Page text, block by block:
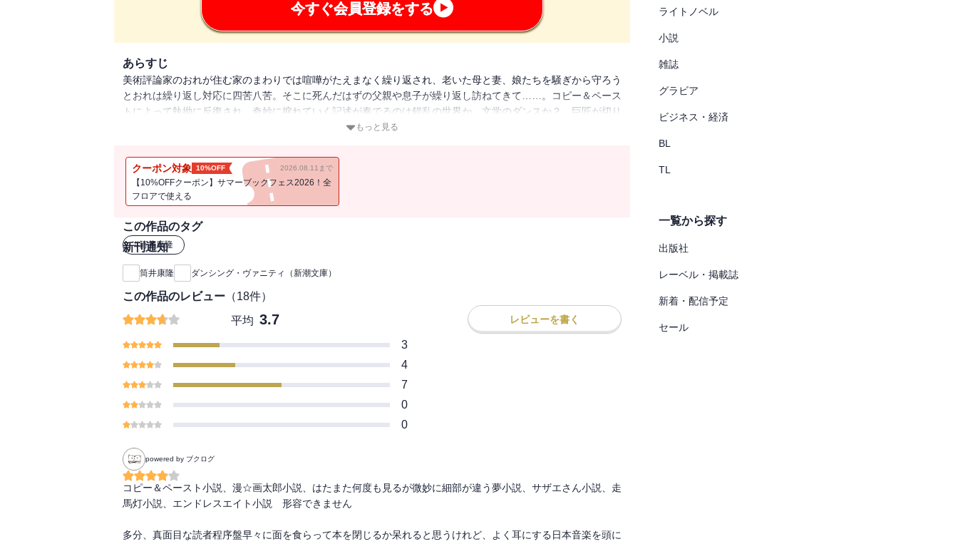
今すぐ会員登録をする
あらすじ
美術評論家のおれが住む家のまわりでは喧嘩がたえまなく繰り返され、老いた母と妻、娘たちを騒ぎから守ろう
とおれは繰り返し対応に四苦八苦。そこに死んだはずの父親や息子が繰り返し訪ねてきて……。コピー＆ペース
トによって執拗に反復され、奇妙に捩れていく記述が奏でるのは錯乱の世界か、文学のダンスか？ 巨匠が切り
開いた恐るべき技法の頂点にして、前人未到の文学世界！
もっと見る
クーポン対象 10%OFF 2026.08.11まで
【10%OFFクーポン】サマーブックフェス2026！全
フロアで使える
この作品のタグ
#筒井康隆
新刊通知
筒井康隆 ダンシング・ヴァニティ（新潮文庫）
この作品のレビュー （18件）
平均 3.7 レビューを書く
3
4
7
0
0
powered by ブクログ
コピー＆ペースト小説、漫☆画太郎小説、はたまた何度も見るが微妙に細部が違う夢小説、サザエさん小説、走
馬灯小説、エンドレスエイト小説　形容できません
多分、真面目な読者程序盤早々に面を食らって本を閉じるか呆れると思うけれど、よく耳にする日本音楽を頭に
ライトノベル
小説
雑誌
グラビア
ビジネス・経済
BL
TL
一覧から探す
出版社
レーベル・掲載誌
新着・配信予定
セール